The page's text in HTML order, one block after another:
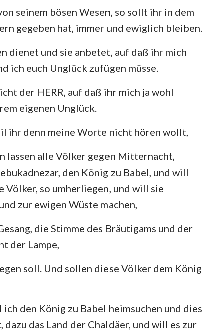
1. Petrus 2. Petrus
seinem bösen Wesen, so sollt ihr in dem
gegeben hat, immer und ewiglich bleiben.
dienet und sie anbetet, auf daß ihr mich
ich euch Unglück zufügen müsse.
der HERR, auf daß ihr mich ja wohl
eigenen Unglück.
ihr denn meine Worte nicht hören wollt,
lassen alle Völker gegen Mitternacht,
den König zu Babel, und will
Völker, so umherliegen, und will sie
zur ewigen Wüste machen,
die Stimme des Bräutigams und der
der Lampe,
soll. Und sollen diese Völker dem König
den König zu Babel heimsuchen und dies
das Land der Chaldäer, und will es zur